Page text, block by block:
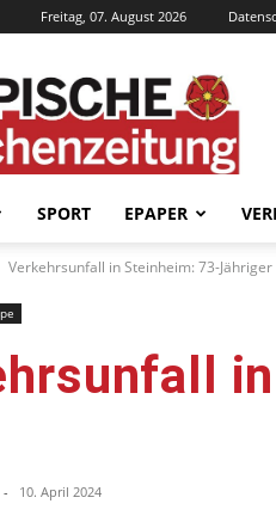
Freitag, 07. August 2026
Lippische
Wochenzeitung
–
LWZ24.de
SPORT EPAPER
Verkehrsunfall in Steinheim: 73-
- 10. April 2024